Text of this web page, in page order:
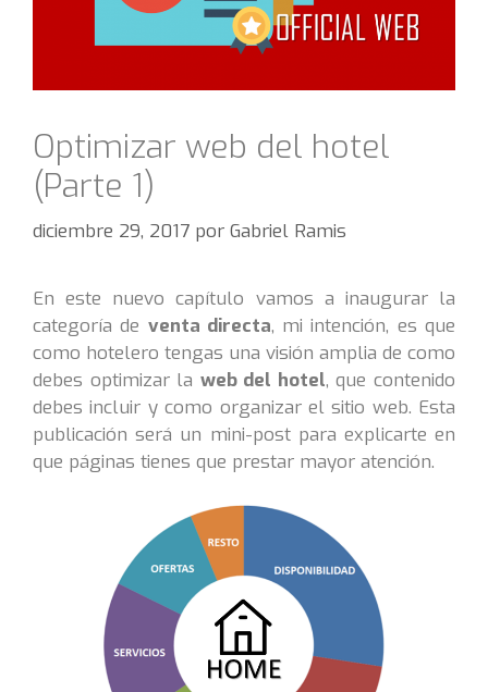
Optimizar web del hotel
(Parte 1)
diciembre 29, 2017 por Gabriel Ramis
En este nuevo capítulo vamos a inaugurar la
categoría de venta directa, mi intención, es que
como hotelero tengas una visión amplia de como
debes optimizar la web del hotel, que contenido
debes incluir y como organizar el sitio web. Esta
publicación será un mini-post para explicarte en
que páginas tienes que prestar mayor atención.